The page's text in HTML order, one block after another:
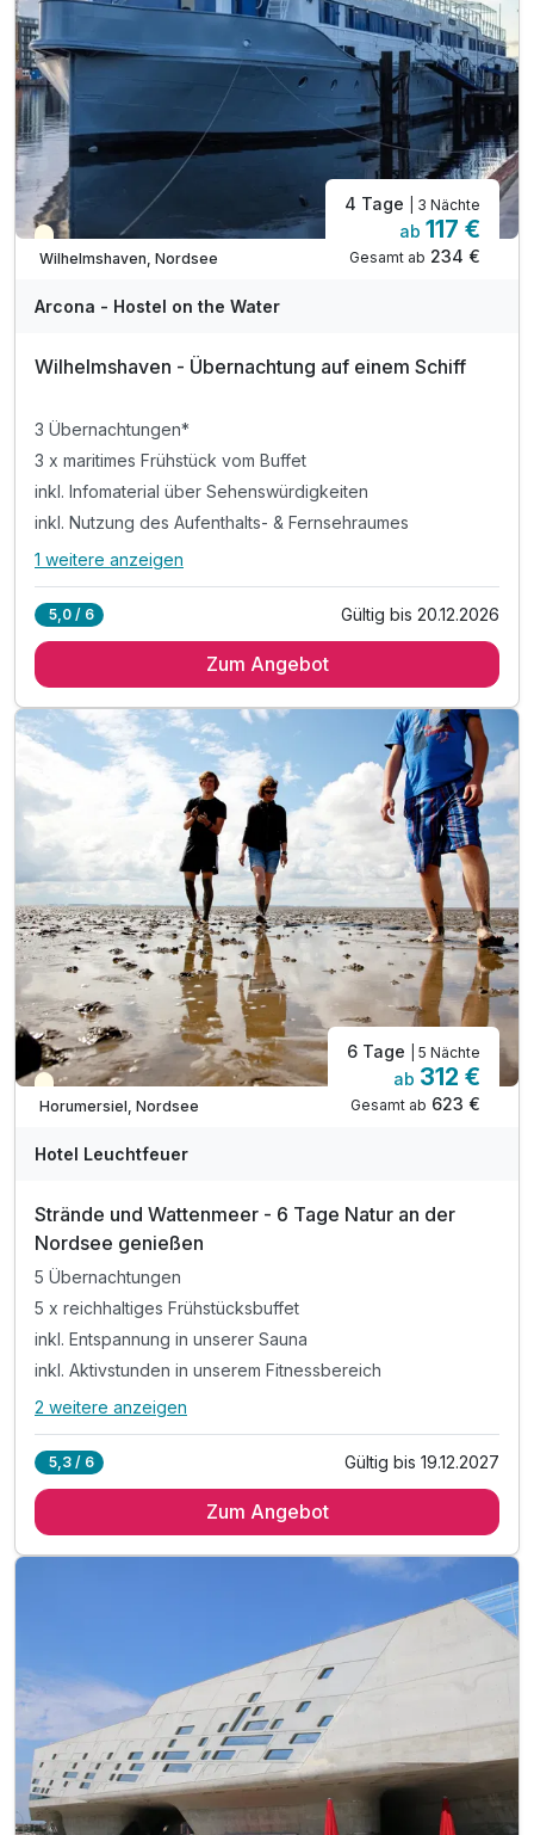
Teilweise ausgelastet
Wilhelmshaven, Nordsee
4 Tage | 3 Nächte
ab 117 €
Gesamt ab 234 €
Arcona - Hostel on the Water
Wilhelmshaven - Übernachtung auf einem Schiff
3 Übernachtungen*
3 x maritimes Frühstück vom Buffet
inkl. Infomaterial über Sehenswürdigkeiten
inkl. Nutzung des Aufenthalts- & Fernsehraumes
Alle Inklusivleistungen
3 x maritimes Frühstück vom Buffet
inkl. Nutzung des Aufenthalts- & Fernsehraumes
inkl. Nutzung WLAN
1 weitere anzeigen
5,0 / 6 Gültig bis 20.12.2026
Zum Angebot
Teilweise ausgelastet
Horumersiel, Nordsee
6 Tage | 5 Nächte
ab 312 €
Gesamt ab 623 €
Hotel Leuchtfeuer
Strände und Wattenmeer - 6 Tage Natur an der
Nordsee genießen
5 Übernachtungen
5 x reichhaltiges Frühstücksbuffet
inkl. Entspannung in unserer Sauna
inkl. Aktivstunden in unserem Fitnessbereich
Alle Inklusivleistungen
5 x reichhaltiges Frühstücksbuffet
inkl. Aktivstunden in unserem Fitnessbereich
2 weitere anzeigen
5,3 / 6 Gültig bis 19.12.2027
Zum Angebot